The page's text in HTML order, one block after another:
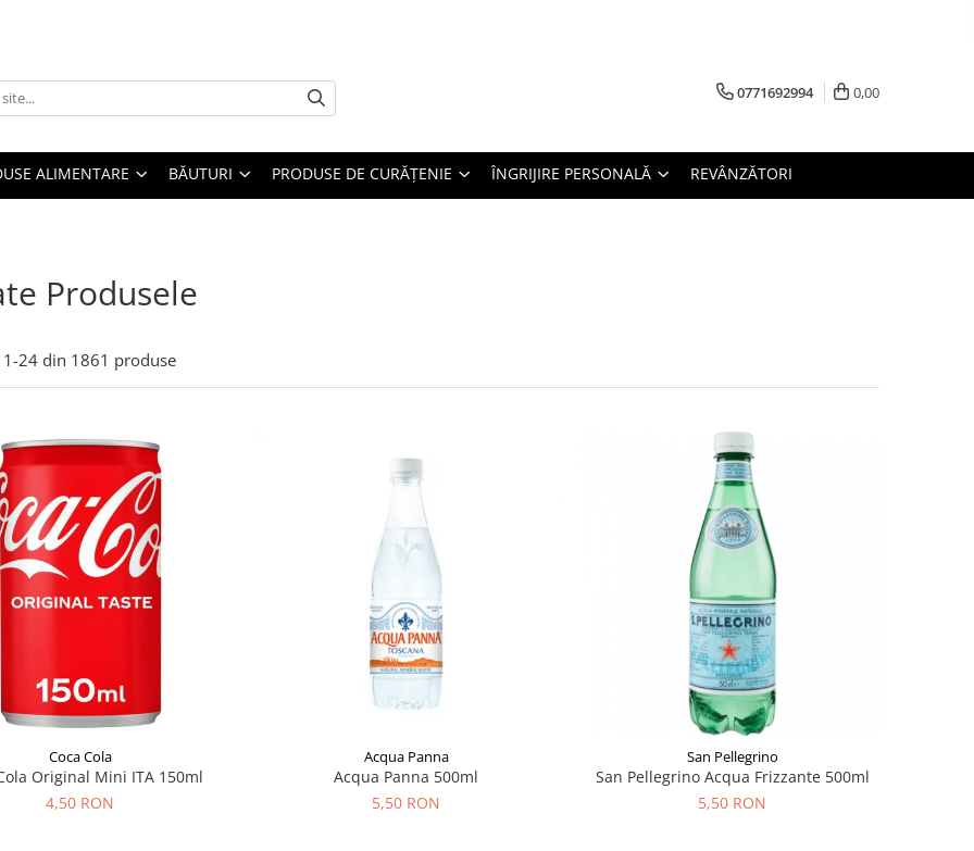
0771692994 0,00
ALIMENTARE BĂUTURI PRODUSE DE CURĂȚENIE ÎNGRIJIRE PERSONALĂ REVÂNZĂTORI
Produsele
1-24 din 1861 produse
Coca Cola
Original Mini ITA 150ml
4,50 RON
Acqua Panna
Acqua Panna 500ml
5,50 RON
San Pellegrino
San Pellegrino Acqua Frizzante 500ml
5,50 RON